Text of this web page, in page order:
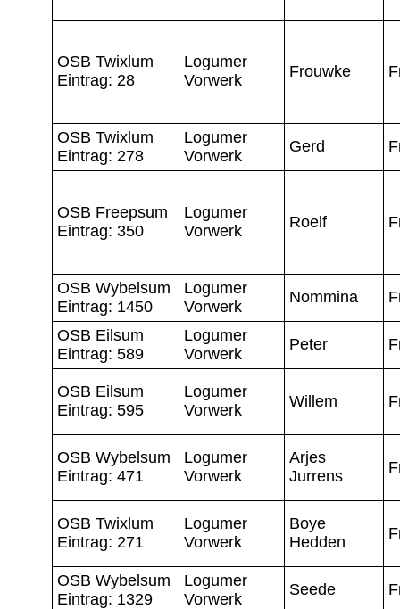
OSB Twixlum
Eintrag: 28
Logumer
Vorwerk
Frouwke
OSB Twixlum
Eintrag: 278
Logumer
Vorwerk
Gerd
OSB Freepsum
Eintrag: 350
Logumer
Vorwerk
Roelf
OSB Wybelsum
Eintrag: 1450
Logumer
Vorwerk
Nommina
OSB Eilsum
Eintrag: 589
Logumer
Vorwerk
Peter
OSB Eilsum
Eintrag: 595
Logumer
Vorwerk
Willem
OSB Wybelsum
Eintrag: 471
Logumer
Vorwerk
Arjes
Jurrens
OSB Twixlum
Eintrag: 271
Logumer
Vorwerk
Boye
Hedden
OSB Wybelsum
Eintrag: 1329
Logumer
Vorwerk
Seede